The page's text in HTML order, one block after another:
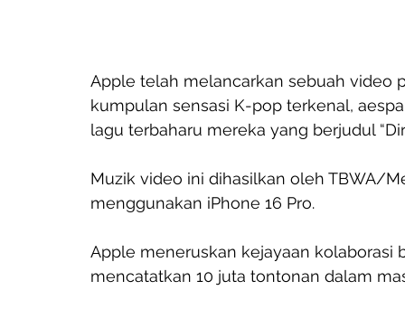
Apple telah melancarkan sebuah video
kumpulan sensasi K-pop terkenal,
lagu terbaharu mereka yang berjudul
Muzik video ini dihasilkan oleh TBWA/
menggunakan iPhone 16 Pro.
Apple meneruskan kejayaan kolaborasi
mencatatkan 10 juta tontonan dalam